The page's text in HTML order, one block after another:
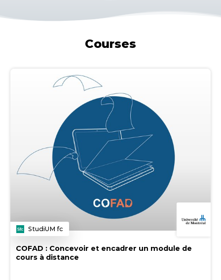
Courses
COFAD : Concevoir et encadrer un module de
cours à distance
Category
StudiUM fc